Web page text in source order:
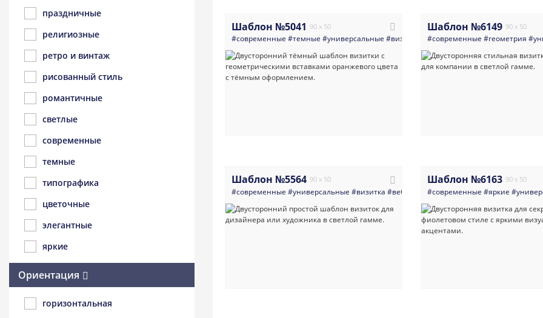
праздничные
религиозные
ретро и винтаж
рисованный стиль
романтичные
светлые
современные
темные
типографика
цветочные
элегантные
яркие
Ориентация
горизонтальная
Шаблон №5041 90 x 50
#современные #темные #универсальные #визитка #агентства_недвижимости
Шаблон №6149 90 x 50
#современные #геометрия
Шаблон №5564 90 x 50
#современные #универсальные #визитка #веб_дизайнер#искусство#дизайн
Шаблон №6163 90 x 50
#современные #яркие